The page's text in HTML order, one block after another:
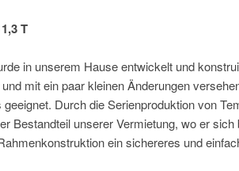
T
in unserem Hause entwickelt und
mit ein paar kleinen Änderungen
Durch die Serienproduktion von
Bestandteil unserer Vermietung, wo er
ein sichereres und